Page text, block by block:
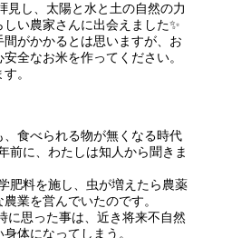
見し、太陽と水と土の自然の力
い農家さんに出会えました✨
がかかるとは思いますが、お
全なお米を作ってください。
。
、食べられる物が無くなる時代
前に、わたしは知人から聞きま
肥料を施し、虫が増えたら農薬
業を営んでいたのです。
に思った事は、近き将来不自然
体になってしまう。